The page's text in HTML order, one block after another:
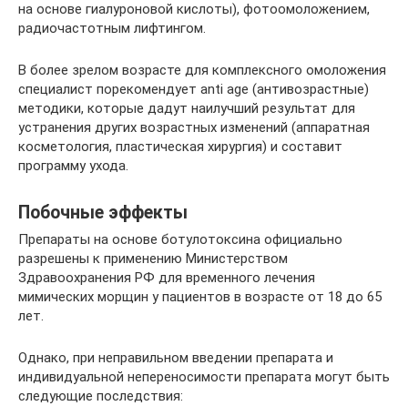
на основе гиалуроновой кислоты), фотоомоложением,
радиочастотным лифтингом.
В более зрелом возрасте для комплексного омоложения
специалист порекомендует anti age (антивозрастные)
методики, которые дадут наилучший результат для
устранения других возрастных изменений (аппаратная
косметология, пластическая хирургия) и составит
программу ухода.
Побочные эффекты
Препараты на основе ботулотоксина официально
разрешены к применению Министерством
Здравоохранения РФ для временного лечения
мимических морщин у пациентов в возрасте от 18 до 65
лет.
Однако, при неправильном введении препарата и
индивидуальной непереносимости препарата могут быть
следующие последствия: